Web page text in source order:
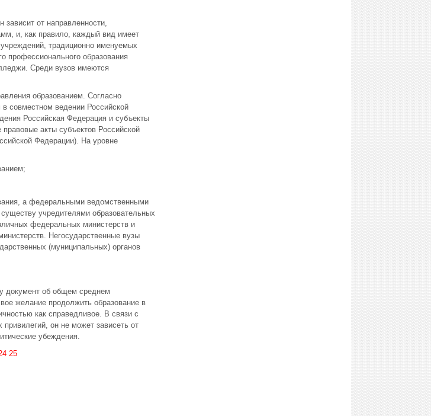
зависит от направленности,
и, как правило, каждый вид имеет
традиционно именуемых
профессионального образования
Среди вузов имеются
образованием. Согласно
совместном ведении Российской
Российская Федерация и субъекты
акты субъектов Российской
Федерации). На уровне
а федеральными ведомственными
учредителями образовательных
федеральных министерств и
Негосударственные вузы
(муниципальных) органов
документ об общем среднем
желание продолжить образование в
как справедливое. В связи с
он не может зависеть от
убеждения.
25